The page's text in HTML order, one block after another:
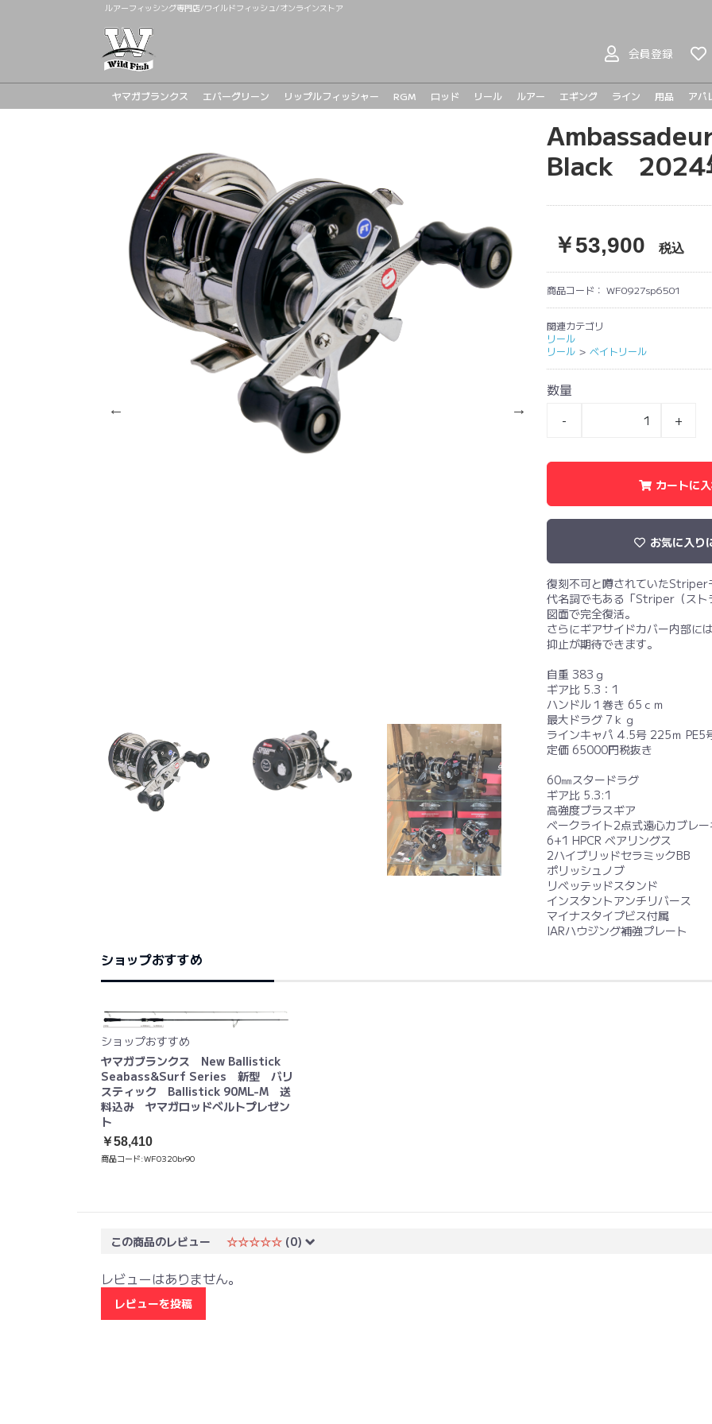
ルアーフィッシング専門店/ワイルドフィッシュ/オンラインストア
会員登録
ヤマガブランクス エバーグリーン リップルフィッシャー RGM
ロッド
リール
ルアー
エギング ライン 用品 アパ
Black 2024
￥53,900 税込
商品コード： WF0927sp6501
関連カテゴリ
リール
リール ＞ ベイトリール
数量
- +
カートに
お気に入り
復刻不可と噂されていたStriper
代名詞でもある「Striper（スト
図面で完全復活。
さらにギアサイドカバー内部に
抑止が期待できます。
自重 383ｇ
ギア比 5.3：1
ハンドル１巻き 65ｃｍ
最大ドラグ 7ｋｇ
ラインキャパ 4.5号 225ｍ PE5
定価 65000円税抜き
60㎜スタードラグ
ギア比 5.3:1
高強度ブラスギア
ベークライト2点式遠心力ブレー
6+1 HPCR ベアリングス
2ハイブリッドセラミックBB
ポリッシュノブ
リベッテッドスタンド
インスタントアンチリバース
マイナスタイプビス付属
IARハウジング補強プレート
ショップおすすめ
ショップおすすめ
ヤマガブランクス New Ballistick
Seabass&Surf Series 新型 バリ
スティック Ballistick 90ML-M 送
料込み ヤマガロッドベルトプレゼン
ト
￥58,410
商品コード:WF0320br90
この商品のレビュー ☆☆☆☆☆ (0)
レビューはありません。
レビューを投稿